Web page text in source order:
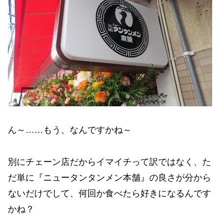
ん～……もう、なんですかね～
別にチェーン店だからイマイチって訳ではなく、た
だ単に『ニュータンタンメン本舗』の良さが分から
ないだけでして、何回か食べたら好きになるんです
かね？